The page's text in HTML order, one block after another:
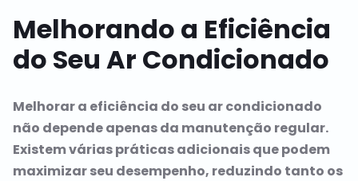
Melhorando a Eficiência
do Seu Ar Condicionado
Melhorar a eficiência do seu ar condicionado
não depende apenas da manutenção regular.
Existem várias práticas adicionais que podem
maximizar seu desempenho, reduzindo tanto os